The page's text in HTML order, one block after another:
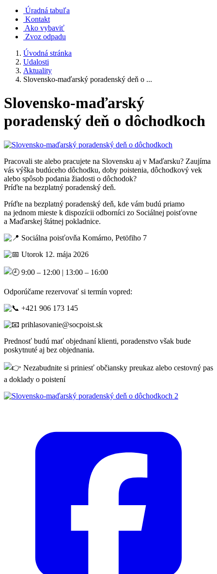
Úradná tabuľa
Kontakt
Ako vybaviť
Zvoz odpadu
Úvodná stránka
Udalosti
Aktuality
Slovensko-maďarský poradenský deň o ...
Slovensko-maďarský
poradenský deň o dôchodkoch
Pracovali ste alebo pracujete na Slovensku aj v Maďarsku? Zaujíma
vás výška budúceho dôchodku, doby poistenia, dôchodkový vek
alebo spôsob podania žiadosti o dôchodok?
Príďte na bezplatný poradenský deň.
Príďte na bezplatný poradenský deň, kde vám budú priamo
na jednom mieste k dispozícii odborníci zo Sociálnej poisťovne
a Maďarskej štátnej pokladnice.
Sociálna poisťovňa Komárno, Petöfiho 7
Utorok 12. mája 2026
9:00 – 12:00 | 13:00 – 16:00
Odporúčame rezervovať si termín vopred:
+421 906 173 145
prihlasovanie@socpoist.sk
Prednosť budú mať objednaní klienti, poradenstvo však bude
poskytnuté aj bez objednania.
Nezabudnite si priniesť občiansky preukaz alebo cestovný pas
a doklady o poistení